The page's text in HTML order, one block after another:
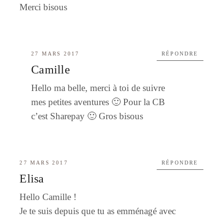
Merci bisous
27 MARS 2017
Camille
Hello ma belle, merci à toi de suivre
mes petites aventures 🙂 Pour la CB
c’est Sharepay 🙂 Gros bisous
RÉPONDRE
27 MARS 2017
Elisa
Hello Camille !
Je te suis depuis que tu as emménagé avec
RÉPONDRE